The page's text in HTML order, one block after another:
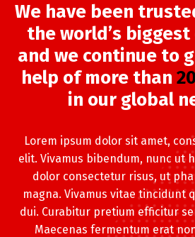
We have been
the world’s
and we continue to
help of more than
in our global
Lorem ipsum dolor sit amet,
elit. Vivamus bibendum, nunc ut
dolor consectetur risus, ut
magna. Vivamus vitae tincidunt
dui. Curabitur pretium efficitur
Maecenas fermentum erat